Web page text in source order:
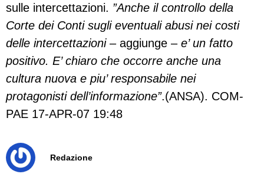
sulle intercettazioni. ”Anche il controllo della
Corte dei Conti sugli eventuali abusi nei costi
delle intercettazioni – aggiunge – e’ un fatto
positivo. E’ chiaro che occorre anche una
cultura nuova e piu’ responsabile nei
protagonisti dell’informazione”.(ANSA). COM-
PAE 17-APR-07 19:48
Redazione